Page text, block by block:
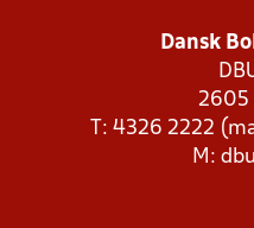
Dansk
2605
T: 4326 2222
M: